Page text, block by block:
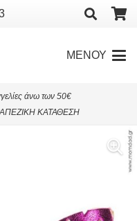
ΜΕΝΟΥ
άνω των 50€
ΚΑΤΑΘΕΣΗ